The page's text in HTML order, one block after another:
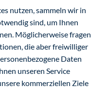
nutzen, sammeln wir in
sind, um Ihnen
Möglicherweise fragen
die aber freiwilliger
Daten
unseren Service
kommerziellen Ziele